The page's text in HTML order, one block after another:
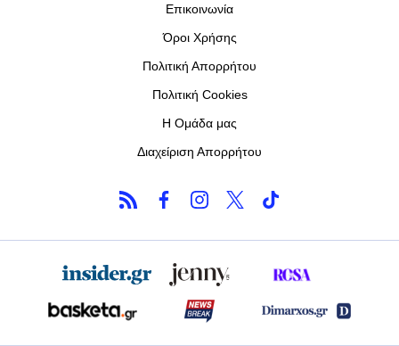
Επικοινωνία
Όροι Χρήσης
Πολιτική Απορρήτου
Πολιτική Cookies
Η Ομάδα μας
Διαχείριση Απορρήτου